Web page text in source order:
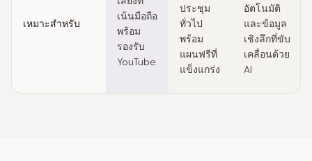
เหมาะสำหรับ
เน้นมือถือ
พร้อม
รองรับ
YouTube
ประชุม
ทั่วไป
พร้อม
แผนฟรีที่
แข็งแกร่ง
อัตโนมัติ
และข้อมูล
เชิงลึกที่ขับ
เคลื่อนด้วย
AI